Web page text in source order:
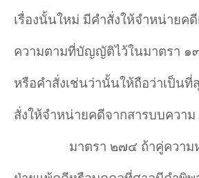
เรื่องนั้นใหม่ มีคำสั่งให้จำหน่ายค
ความตามที่บัญญัติไว้ในมาตรา ๑
หรือคำสั่งเช่นว่านั้นให้ถือว่าเป็น
สั่งให้จำหน่ายคดีจากสารบบความ
มาตรา ๒๗๔ ถ้าคู่ความ